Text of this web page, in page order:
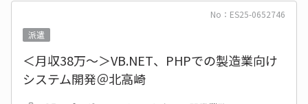
No：ES25-0652746
派遣
＜月収38万～＞VB.NET、PHPでの製造業向け
システム開発＠北高崎